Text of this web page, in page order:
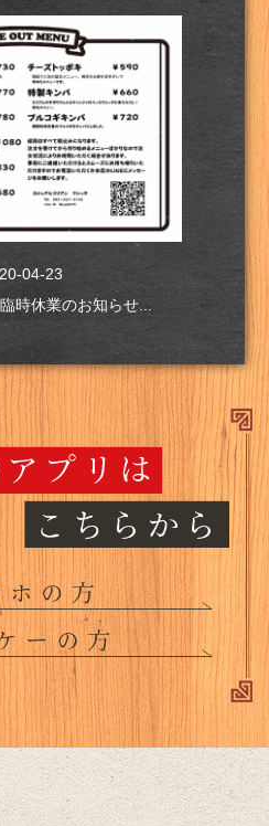
04-23
時休業のお知らせ...